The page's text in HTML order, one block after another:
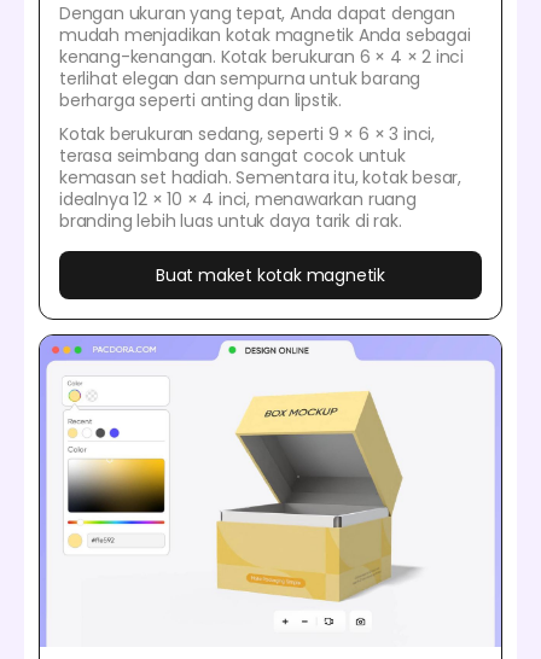
Dengan ukuran yang tepat, Anda dapat dengan
mudah menjadikan kotak magnetik Anda sebagai
kenang-kenangan. Kotak berukuran 6 × 4 × 2 inci
terlihat elegan dan sempurna untuk barang
berharga seperti anting dan lipstik.
Kotak berukuran sedang, seperti 9 × 6 × 3 inci,
terasa seimbang dan sangat cocok untuk
kemasan set hadiah. Sementara itu, kotak besar,
idealnya 12 × 10 × 4 inci, menawarkan ruang
branding lebih luas untuk daya tarik di rak.
Buat maket kotak magnetik